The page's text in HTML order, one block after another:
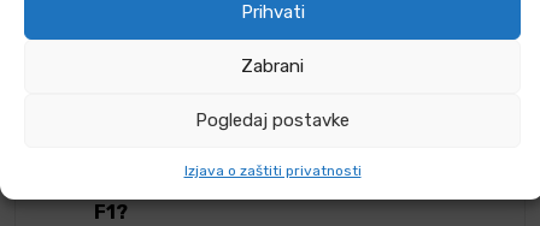
Prihvati
Zabrani
Pogledaj postavke
Izjava o zaštiti privatnosti
Mogu li kupiti pirotehniku putem
Kada smijem upotrebljavati pirotehniku
Tko može kupiti pirotehniku kategorije
F1?